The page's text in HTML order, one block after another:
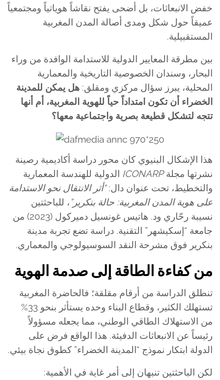
خفض الانبعاثات، بل أضحى يفتح نقاشاً هوياتياً ومجتمعياً
عميقاً حول شكل ومدى أصالة المدن المغربية
المستقبيلية.
بين مطرقة المعايير الدولية للاستدامة الوافدة من وراء
البحار، وسندان الخصوصية التاريخية والمعمارية
المحلية، يبرز سؤال مركزي ومقلق: هل يمكن للمدينة
الخضراء أن تكون امتداداً حياً للهوية المغربية، أم أنها
تتجه لتشكل قطيعة بصرية واجتماعية معها؟
هذا الإشكال البنيوي كان محور دراسة أكاديمية رصينة
نشرتها مجلةICONARP الدولية للهندسة المعمارية
والتخطيط، تحت عنوان دال:“أثر الانتقال نحو الاستدامة
على هوية المدن المغربية: حالة بنكرير” ، للباحثتين
نسيبة رحّاري ود. هاتيس غونسيل دميركول (2023) من
جامعة “إسكيشهر” التقنية. دراسة تضع تجربة مدينة
بنكرير فوق مشرحة النقد السوسيولوجي والمعماري.
من كفاءة الطاقة إلى صدمة الهوية
تنطلق الدراسة من أرقام مقلقة؛ فالحاضرة المغربية
تستهلك الكثير، وقطاع البناء وحده يستأثر بنحو 33%
من الاستهلاك الطاقي الوطني، مما يجعله مسؤولاً
رئيساً عن الانبعاثات الدفيئة. هذا الواقع فرض على
الدولة ابتكار نموذج “المدينة الخضراء” كطوق نجاة بيئي.
لكن الباحثتين تنبهان إلى أمر غاية في الأهمية: